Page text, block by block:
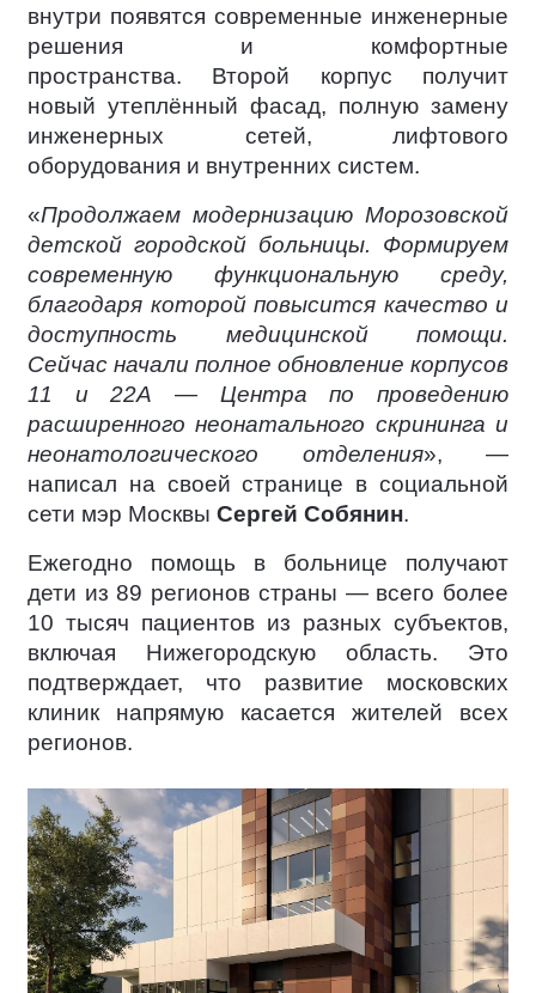
внутри появятся современные инженерные
решения и комфортные
пространства. Второй корпус получит
новый утеплённый фасад, полную замену
инженерных сетей, лифтового
оборудования и внутренних систем.
«Продолжаем модернизацию Морозовской
детской городской больницы. Формируем
современную функциональную среду,
благодаря которой повысится качество и
доступность медицинской помощи.
Сейчас начали полное обновление корпусов
11 и 22А — Центра по проведению
расширенного неонатального скрининга и
неонатологического отделения», —
написал на своей странице в социальной
сети мэр Москвы Сергей Собянин.
Ежегодно помощь в больнице получают
дети из 89 регионов страны — всего более
10 тысяч пациентов из разных субъектов,
включая Нижегородскую область. Это
подтверждает, что развитие московских
клиник напрямую касается жителей всех
регионов.